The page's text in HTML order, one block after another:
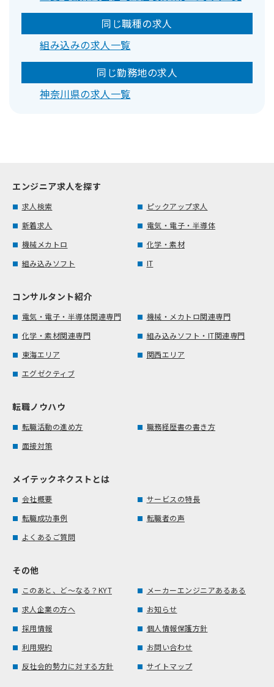
同じ職種の求人
組み込みの求人一覧
同じ勤務地の求人
神奈川県の求人一覧
エンジニア求人を探す
求人検索
ピックアップ求人
新着求人
電気・電子・半導体
機械メカトロ
化学・素材
組み込みソフト
IT
コンサルタント紹介
電気・電子・半導体関連専門
機械・メカトロ関連専門
化学・素材関連専門
組み込みソフト・IT関連専門
東海エリア
関西エリア
エグゼクティブ
転職ノウハウ
転職活動の進め方
職務経歴書の書き方
面接対策
メイテックネクストとは
会社概要
サービスの特長
転職成功事例
転職者の声
よくあるご質問
その他
このあと、ど～なる？KYT
メーカーエンジニアあるある
求人企業の方へ
お知らせ
採用情報
個人情報保護方針
利用規約
お問い合わせ
反社会的勢力に対する方針
サイトマップ